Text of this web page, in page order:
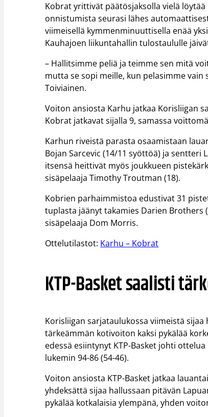
Kobrat yrittivät päätösjaksolla vielä
onnistumista seurasi lähes
viimeisellä kymmenminuuttisella enää
Kauhajoen liikuntahallin tulostaululle
– Hallitsimme peliä ja teimme sen mitä
mutta se sopi meille, kun pelasimme
Toiviainen.
Voiton ansiosta Karhu jatkaa Korisliigan
Kobrat jatkavat sijalla 9, samassa
Karhun riveistä parasta osaamistaan
Bojan Sarcevic (14/11 syöttöä) ja sentteri
itsensä heittivät myös joukkueen
sisäpelaaja Timothy Troutman (18).
Kobrien parhaimmistoa edustivat 31
tuplasta jäänyt takamies Darien Brothers
sisäpelaaja Dom Morris.
Ottelutilastot: Karhu – Kobrat
KTP-Basket saalisti
Korisliigan sarjataulukossa viimeistä
tärkeämmän kotivoiton kaksi pykälää
edessä esiintynyt KTP-Basket johti
lukemin 94-86 (54-46).
Voiton ansiosta KTP-Basket jatkaa
yhdeksättä sijaa hallussaan pitävän
pykälää kotkalaisia ylempänä, yhden